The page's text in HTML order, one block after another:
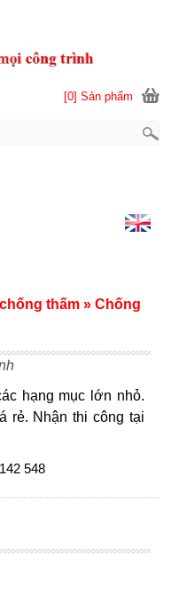
hạng mục lớn nhỏ.
rẻ. Nhận thi công tại
548
thấm » Chống
[0] Sản phẩm